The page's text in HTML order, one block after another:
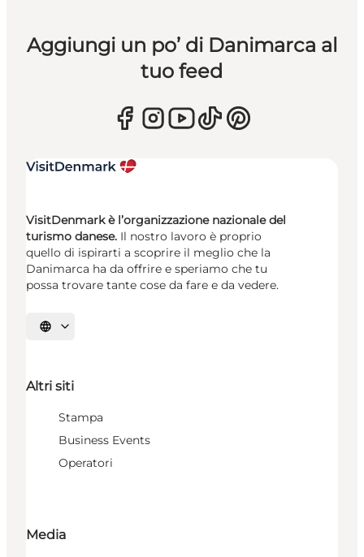
Aggiungi un po’ di Danimarca al
tuo feed
VisitDenmark è l’organizzazione nazionale del
turismo danese. Il nostro lavoro è proprio
quello di ispirarti a scoprire il meglio che la
Danimarca ha da offrire e speriamo che tu
possa trovare tante cose da fare e da vedere.
Seleziona la lingua
Altri siti
Stampa
Business Events
Operatori
Media